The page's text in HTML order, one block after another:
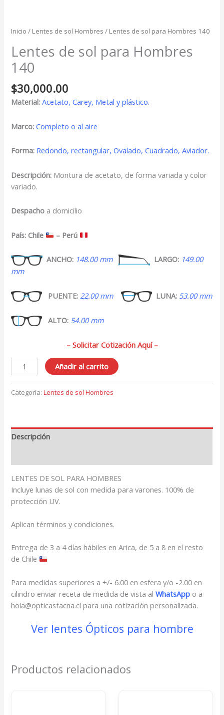
Inicio / Lentes de sol Hombres / Lentes de sol para Hombres 140
Lentes de sol para Hombres
140
$30,000.00
Material: Acetato, Carey, Metal y plástico.
Marco: Completo o al aire
Forma: Redondo, rectangular, Ovalado, Cuadrado, Aviador.
Descripción: Montura de acetato, de forma variada y color
variado.
Despacho a domicilio
País: Chile – Perú
ANCHO: 148.00 mm LARGO: 149.00
mm
PUENTE: 22.00 mm LUNA: 53.00 mm
ALTO: 54.00 mm
– Solicitar Cotización Aquí –
Lentes
de
sol
para
cantidad
Añadir al carrito
Categoría:Lentes de sol Hombres
Descripción
LENTES DE SOL PARA HOMBRES
Incluye lunas de sol con medida para varones. 100% de
protección UV.
Aplican términos y condiciones.
Entrega de 3 a 4 días hábiles en Arica, de 5 a 8 en el resto
de Chile
Para medidas superiores a +/- 6.00 en esfera y/o -2.00 en
cilindro enviar receta de medida de vista alWhatsApp o a
hola@opticastacna.cl para una cotización personalizada.
Ver lentes Ópticos para hombre
Productos relacionados